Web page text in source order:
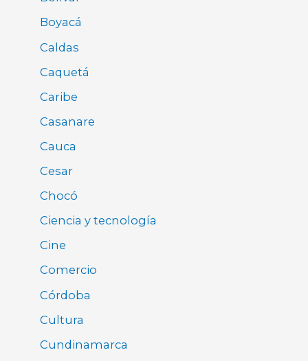
Boyacá
Caldas
Caquetá
Caribe
Casanare
Cauca
Cesar
Chocó
Ciencia y tecnología
Cine
Comercio
Córdoba
Cultura
Cundinamarca